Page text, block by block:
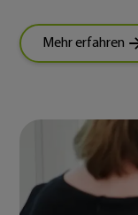
Mehr erfahren